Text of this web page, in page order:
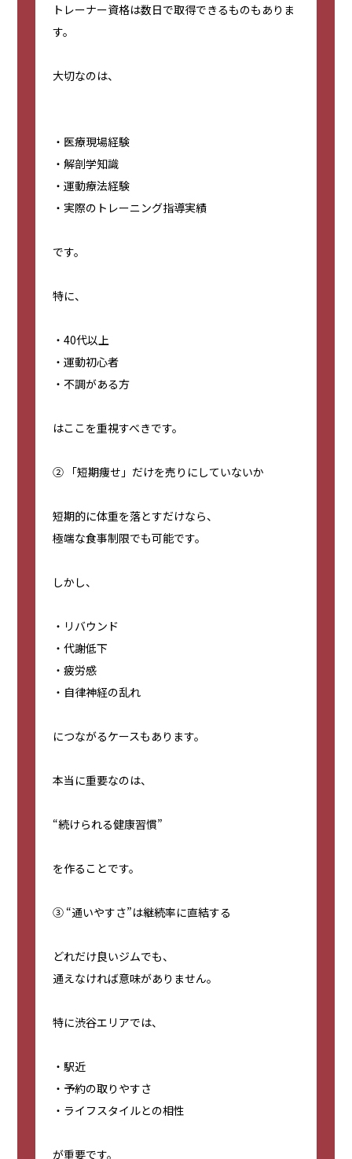
トレーナー資格は数日で取得できるものもありま
す。
大切なのは、
・医療現場経験
・解剖学知識
・運動療法経験
・実際のトレーニング指導実績
です。
特に、
・40代以上
・運動初心者
・不調がある方
はここを重視すべきです。
② 「短期痩せ」だけを売りにしていないか
短期的に体重を落とすだけなら、
極端な食事制限でも可能です。
しかし、
・リバウンド
・代謝低下
・疲労感
・自律神経の乱れ
につながるケースもあります。
本当に重要なのは、
“続けられる健康習慣”
を作ることです。
③ “通いやすさ”は継続率に直結する
どれだけ良いジムでも、
通えなければ意味がありません。
特に渋谷エリアでは、
・駅近
・予約の取りやすさ
・ライフスタイルとの相性
が重要です。